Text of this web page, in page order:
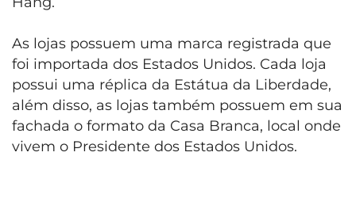
As lojas possuem uma marca registrada que
foi importada dos Estados Unidos. Cada loja
possui uma réplica da Estátua da Liberdade,
além disso, as lojas também possuem em sua
fachada o formato da Casa Branca, local onde
vivem o Presidente dos Estados Unidos.